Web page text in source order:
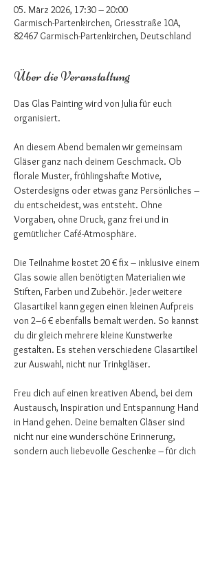
05. März 2026, 17:30 – 20:00
Garmisch-Partenkirchen, Griesstraße 10A,
82467 Garmisch-Partenkirchen, Deutschland
Über die Veranstaltung
Das Glas Painting wird von Julia für euch
organisiert.
An diesem Abend bemalen wir gemeinsam
Gläser ganz nach deinem Geschmack. Ob
florale Muster, frühlingshafte Motive,
Osterdesigns oder etwas ganz Persönliches –
du entscheidest, was entsteht. Ohne
Vorgaben, ohne Druck, ganz frei und in
gemütlicher Café-Atmosphäre.
Die Teilnahme kostet 20 € fix – inklusive einem
Glas sowie allen benötigten Materialien wie
Stiften, Farben und Zubehör. Jeder weitere
Glasartikel kann gegen einen kleinen Aufpreis
von 2–6 € ebenfalls bemalt werden. So kannst
du dir gleich mehrere kleine Kunstwerke
gestalten. Es stehen verschiedene Glasartikel
zur Auswahl, nicht nur Trinkgläser.
Freu dich auf einen kreativen Abend, bei dem
Austausch, Inspiration und Entspannung Hand
in Hand gehen. Deine bemalten Gläser sind
nicht nur eine wunderschöne Erinnerung,
sondern auch liebevolle Geschenke – für dich